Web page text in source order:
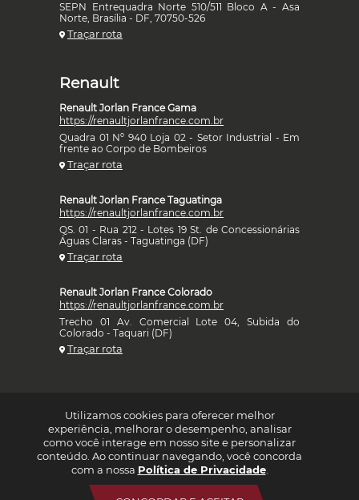
Utilizamos cookies para oferecer melhor
experiência, melhorar o desempenho, analisar
como você interage em nosso site e personalizar
conteúdo. Ao continuar navegando, você concorda
com a nossa Política de Privacidade.
SEPN Entrequadra Norte 510/511 Bloco A - Asa
Norte, Brasília - DF, 70750-526
Traçar rota
Renault
Renault Jorlan France Gama
https://renaultjorlanfrance.com.br
Quadra 01 Nº 940 Loja 02 - Setor Industrial - Em
frente ao Corpo de Bombeiros
Traçar rota
Renault Jorlan France Taguatinga
https://renaultjorlanfrance.com.br
QS. 01 - Rua 212 - Lotes 19 St. de Concessionárias
Águas Claras - Taguatinga (DF)
Traçar rota
Renault Jorlan France Colorado
https://renaultjorlanfrance.com.br
Trecho 01 Av. Comercial Lote 04, Subida do
Colorado - Taquari (DF)
Traçar rota